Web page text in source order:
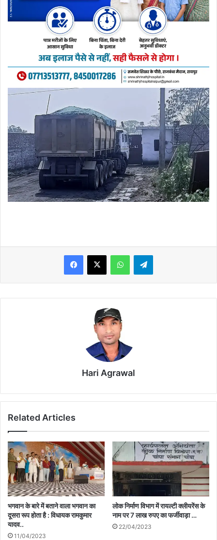
WhatsAppTelegram
Hari Agrawal
Related Articles
भगवान के बारे में बताने वाला भगवान का
दूसरा रूप होता है : विधायक रामकुमार
यादव..
11/04/2023
लोक निर्माण विभाग में रायल्टी क्लीयरेंस के
नाम पर 7 लाख रुपए का फर्जीवाड़ा …
22/04/2023